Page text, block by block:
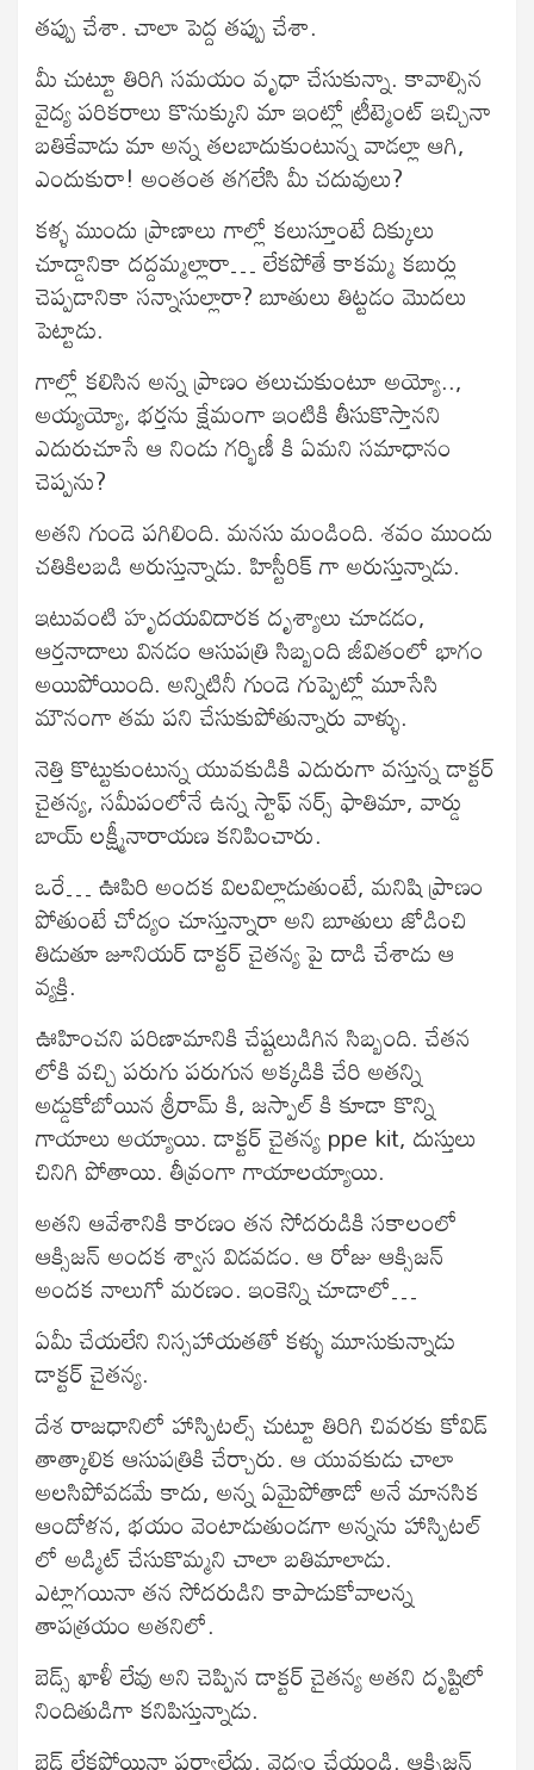
తప్పు చేశా. చాలా పెద్ద తప్పు చేశా.
మీ చుట్టూ తిరిగి సమయం వృధా చేసుకున్నా. కావాల్సిన
వైద్య పరికరాలు కొనుక్కుని మా ఇంట్లో ట్రీట్మెంట్ ఇచ్చినా
బతికేవాడు మా అన్న తలబాదుకుంటున్న వాడల్లా ఆగి,
ఎందుకురా! అంతంత తగలేసి మీ చదువులు?
కళ్ళ ముందు ప్రాణాలు గాల్లో కలుస్తూంటే దిక్కులు
చూడ్డానికా దద్దమ్మల్లారా… లేకపోతే కాకమ్మ కబుర్లు
చెప్పడానికా సన్నాసుల్లారా? బూతులు తిట్టడం మొదలు
పెట్టాడు.
గాల్లో కలిసిన అన్న ప్రాణం తలుచుకుంటూ అయ్యో..,
అయ్యయ్యో, భర్తను క్షేమంగా ఇంటికి తీసుకొస్తానని
ఎదురుచూసే ఆ నిండు గర్భిణీ కి ఏమని సమాధానం
చెప్పను?
అతని గుండె పగిలింది. మనసు మండింది. శవం ముందు
చతికిలబడి అరుస్తున్నాడు. హిస్టీరిక్ గా అరుస్తున్నాడు.
ఇటువంటి హృదయవిదారక దృశ్యాలు చూడడం,
ఆర్తనాదాలు వినడం ఆసుపత్రి సిబ్బంది జీవితంలో భాగం
అయిపోయింది. అన్నిటినీ గుండె గుప్పెట్లో మూసేసి
మౌనంగా తమ పని చేసుకుపోతున్నారు వాళ్ళు.
నెత్తి కొట్టుకుంటున్న యువకుడికి ఎదురుగా వస్తున్న డాక్టర్
చైతన్య, సమీపంలోనే ఉన్న స్టాఫ్ నర్స్ ఫాతిమా, వార్డు
బాయ్ లక్ష్మీనారాయణ కనిపించారు.
ఒరే… ఊపిరి అందక విలవిల్లాడుతుంటే, మనిషి ప్రాణం
పోతుంటే చోద్యం చూస్తున్నారా అని బూతులు జోడించి
తిడుతూ జూనియర్ డాక్టర్ చైతన్య పై దాడి చేశాడు ఆ
వ్యక్తి.
ఊహించని పరిణామానికి చేష్టలుడిగిన సిబ్బంది. చేతన
లోకి వచ్చి పరుగు పరుగున అక్కడికి చేరి అతన్ని
అడ్డుకోబోయిన శ్రీరామ్ కి, జస్పాల్ కి కూడా కొన్ని
గాయాలు అయ్యాయి. డాక్టర్ చైతన్య ppe kit, దుస్తులు
చినిగి పోతాయి. తీవ్రంగా గాయాలయ్యాయి.
అతని ఆవేశానికి కారణం తన సోదరుడికి సకాలంలో
ఆక్సిజన్ అందక శ్వాస విడవడం. ఆ రోజు ఆక్సిజన్
అందక నాలుగో మరణం. ఇంకెన్ని చూడాలో…
ఏమీ చేయలేని నిస్సహాయతతో కళ్ళు మూసుకున్నాడు
డాక్టర్ చైతన్య.
దేశ రాజధానిలో హాస్పిటల్స్ చుట్టూ తిరిగి చివరకు కోవిడ్
తాత్కాలిక ఆసుపత్రికి చేర్చారు. ఆ యువకుడు చాలా
అలసిపోవడమే కాదు, అన్న ఏమైపోతాడో అనే మానసిక
ఆందోళన, భయం వెంటాడుతుండగా అన్నను హాస్పిటల్
లో అడ్మిట్ చేసుకొమ్మని చాలా బతిమాలాడు.
ఎట్లాగయినా తన సోదరుడిని కాపాడుకోవాలన్న
తాపత్రయం అతనిలో.
బెడ్స్ ఖాళీ లేవు అని చెప్పిన డాక్టర్ చైతన్య అతని దృష్టిలో
నిందితుడిగా కనిపిస్తున్నాడు.
బెడ్ లేకపోయినా పర్వాలేదు. వైద్యం చేయండి. ఆక్సిజన్